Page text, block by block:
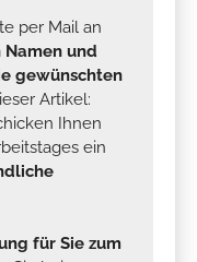
per Mail an
Namen und
gewünschten
Artikel:
Ihnen
ein
für Sie zum